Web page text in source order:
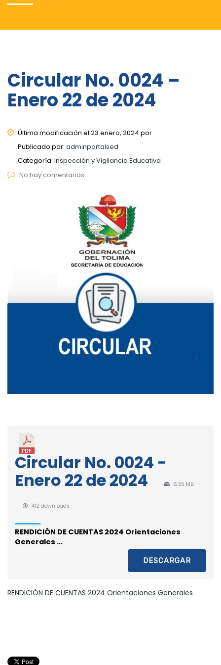
Circular No. 0024 –
Enero 22 de 2024
Última modificación el 23 enero, 2024 por
Publicado por: adminportalsed
Categoría: Inspección y Vigilancia Educativa
No hay comentarios
Circular No. 0024 -
Enero 22 de 2024
6.55 MB
412 downloads
RENDICIÓN DE CUENTAS 2024 Orientaciones
Generales ...
DESCARGAR
RENDICIÓN DE CUENTAS 2024 Orientaciones Generales